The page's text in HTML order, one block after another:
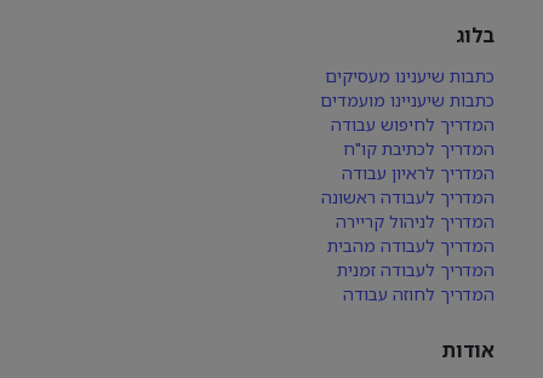
בלוג
כתבות שיענינו מעסיקים
כתבות שיעניינו מועמדים
המדריך לחיפוש עבודה
המדריך לכתיבת קו"ח
המדריך לראיון עבודה
המדריך לעבודה ראשונה
המדריך לניהול קריירה
המדריך לעבודה מהבית
המדריך לעבודה זמנית
המדריך לחוזה עבודה
אודות